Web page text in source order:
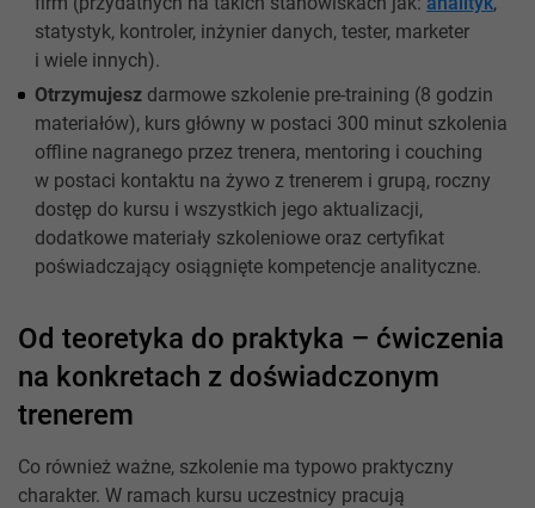
statystyk, kontroler, inżynier danych, tester, marketer
i wiele innych).
Otrzymujesz darmowe szkolenie pre-training (8 godzin
materiałów), kurs główny w postaci 300 minut szkolenia
offline nagranego przez trenera, mentoring i couching
w postaci kontaktu na żywo z trenerem i grupą, roczny
dostęp do kursu i wszystkich jego aktualizacji,
dodatkowe materiały szkoleniowe oraz certyfikat
poświadczający osiągnięte kompetencje analityczne.
Od teoretyka do praktyka – ćwiczenia
na konkretach z doświadczonym
trenerem
Co również ważne, szkolenie ma typowo praktyczny
charakter. W ramach kursu uczestnicy pracują